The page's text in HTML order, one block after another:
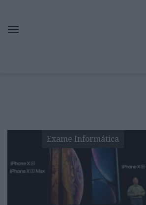
Exame Informática